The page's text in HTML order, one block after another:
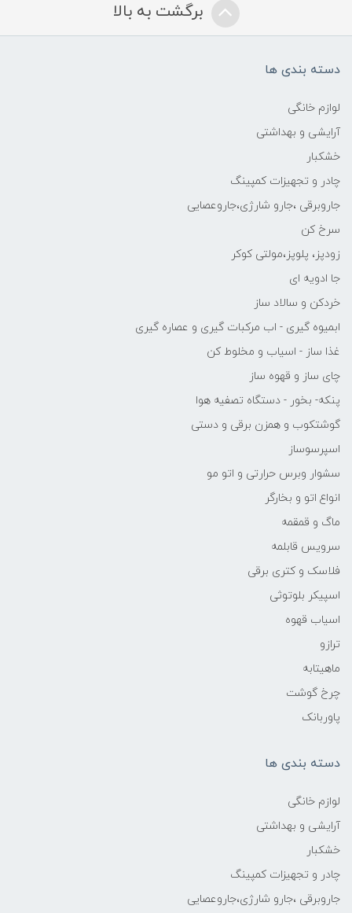
برگشت به بالا
دسته بندی ها
لوازم خانگی
آرایشی و بهداشتی
خشکبار
چادر و تجهیزات کمپینگ
جاروبرقی ،جارو شارژی،جاروعصایی
سرخ کن
زودپز، پلوپز،مولتی کوکر
جا ادویه ای
خردکن و سالاد ساز
ابمیوه گیری - اب مرکبات گیری و عصاره گیری
غذا ساز - اسیاب و مخلوط کن
چای ساز و قهوه ساز
پنکه- بخور - دستگاه تصفیه هوا
گوشتکوب و همزن برقی و دستی
اسپرسوساز
سشوار وبرس حرارتی و اتو مو
انواع اتو و بخارگر
ماگ و قمقمه
سرویس قابلمه
فلاسک و کتری برقی
اسپیکر بلوتوثی
اسیاب قهوه
ترازو
ماهیتابه
چرخ گوشت
پاوربانک
دسته بندی ها
لوازم خانگی
آرایشی و بهداشتی
خشکبار
چادر و تجهیزات کمپینگ
جاروبرقی ،جارو شارژی،جاروعصایی